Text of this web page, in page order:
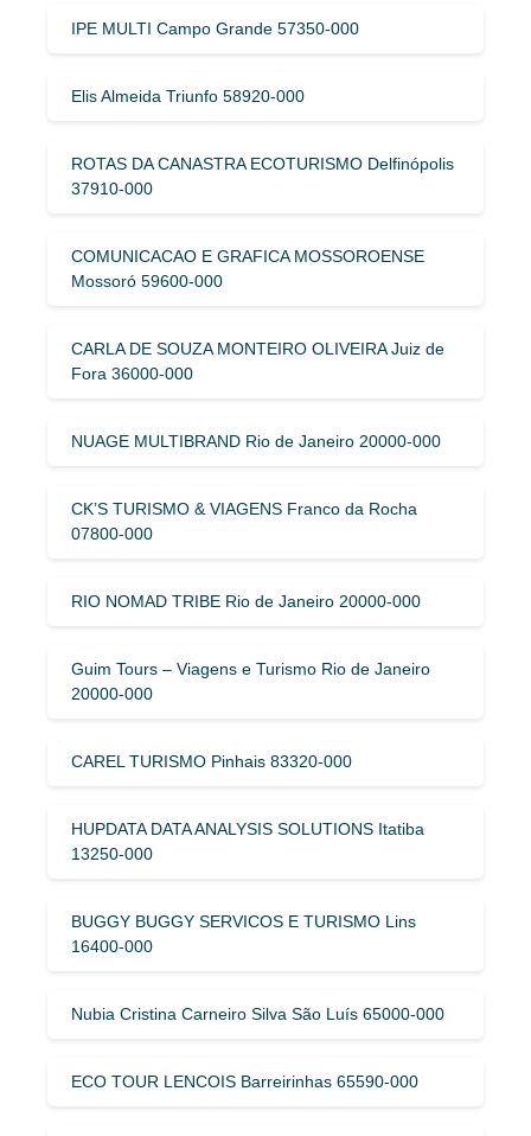
IPE MULTI Campo Grande 57350-000
Elis Almeida Triunfo 58920-000
ROTAS DA CANASTRA ECOTURISMO Delfinópolis
37910-000
COMUNICACAO E GRAFICA MOSSOROENSE
Mossoró 59600-000
CARLA DE SOUZA MONTEIRO OLIVEIRA Juiz de
Fora 36000-000
NUAGE MULTIBRAND Rio de Janeiro 20000-000
CK’S TURISMO & VIAGENS Franco da Rocha
07800-000
RIO NOMAD TRIBE Rio de Janeiro 20000-000
Guim Tours – Viagens e Turismo Rio de Janeiro
20000-000
CAREL TURISMO Pinhais 83320-000
HUPDATA DATA ANALYSIS SOLUTIONS Itatiba
13250-000
BUGGY BUGGY SERVICOS E TURISMO Lins
16400-000
Nubia Cristina Carneiro Silva São Luís 65000-000
ECO TOUR LENCOIS Barreirinhas 65590-000